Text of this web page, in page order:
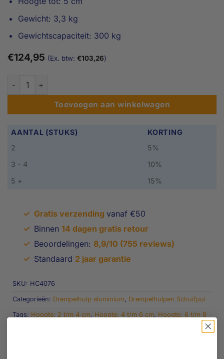
Gewicht: 3,3 kg
Gewichtscapaciteit: 300 kg
€124,95 (Ex. btw: €103,26)
1 tot 5cm - Draagbare drempelhulp aantal
Toevoegen aan winkelwagen
AANTAL (STUKS)
KORTING
2
5%
3 - 4
10%
5 +
15%
✓ Gratis verzending vanaf €50
✓ Binnen 14 dagen gratis retour
✓ Beoordelingen: 8,9/10 (755 reviews)
✓ Standaard 2 jaar garantie
SKU: HC4076
Categorieën: Drempelhulp aluminium Drempelhulpen Schuifpui
Tags: Hoogte: 2 t/m 4 cm Hoogte: 4 t/m 6 cm Hoogte: 6 t/m 8